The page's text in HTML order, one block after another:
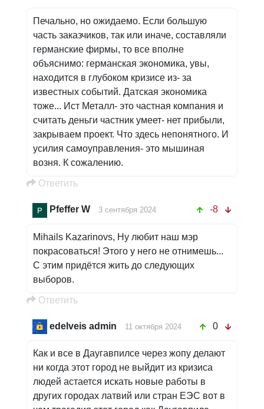
Печально, но ожидаемо. Если большую
часть заказчиков, так или иначе, составляли
германские фирмы, то все вполне
объяснимо: германская экономика, увы,
находится в глубоком кризисе из- за
известных событий. Датская экономика
тоже... Ист Металл- это частная компания и
считать деньги частник умеет- нет прибыли,
закрываем проект. Что здесь непонятного. И
усилия самоуправления- это мышиная
возня. К сожалению.
Oтветить
Pfeffer W 3 сентября 2024 -8
Mihails Kazarinovs, Ну любит наш мэр
покрасоваться! Этого у него не отнимешь...
С этим придётся жить до следующих
выборов.
Oтветить
edelveis admin 11 октября 2024 0
Как и все в Даугавпилсе через жопу делают
ни когда этот город не выйдит из кризиса
людей астается искать новые работы в
других городах латвий или стран ЕЭС вот в